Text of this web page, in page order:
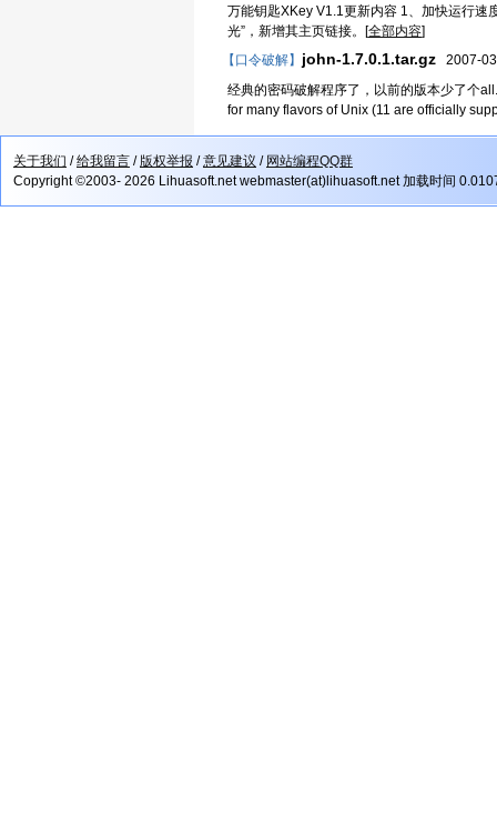
万能钥匙XKey V1.1更新内容 1、加快运行速
光”，新增其主页链接。[全部内容]
【口令破解】 john-1.7.0.1.tar.gz 2007-
经典的密码破解程序了，以前的版本少了个
for many flavors of Unix (11 are officially
关于我们 /给我留言 /版权举报 /意见建议 / 网站编程QQ群
Copyright ©2003- 2026 Lihuasoft.net webmaster(at)lihuasoft.net 加载时间